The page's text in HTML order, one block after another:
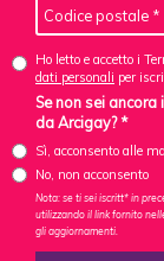
Ho letto e accetto i
dati personali per
Se non sei
da Arcigay? *
Sì, acconsento alle
No, non acconsento
Nota: se ti sei iscritt* in
utilizzando il link fornito
gli aggiornamenti.